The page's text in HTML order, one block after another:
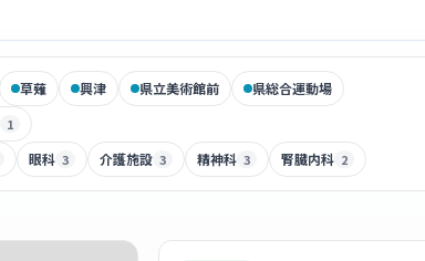
草薙 興津 県立美術館前
県総合運動場
1
眼科 3 介護施設 3 精神科 3 腎臓内科 2